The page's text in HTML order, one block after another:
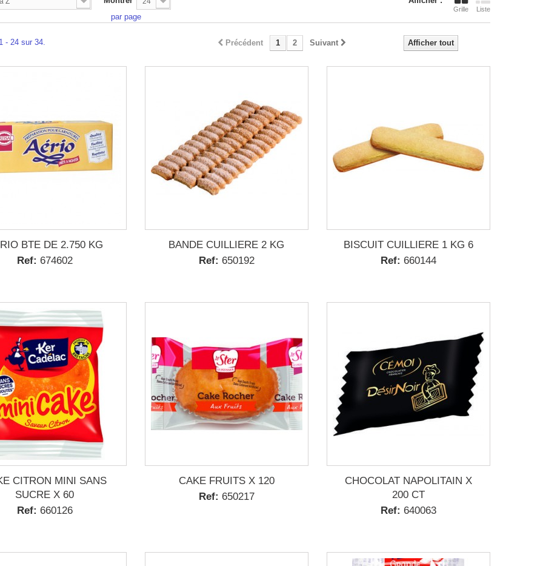
Grille Liste
par page
Afficher tout
Précédent 1 2 Suivant
- 24 sur 34.
BTE DE 2.750 KG
Ref: 674602
BANDE CUILLIERE 2 KG
Ref: 650192
BISCUIT CUILLIERE 1 KG 6
Ref: 660144
CITRON MINI SANS
SUCRE X 60
Ref: 660126
CAKE FRUITS X 120
Ref: 650217
CHOCOLAT NAPOLITAIN X
200 CT
Ref: 640063